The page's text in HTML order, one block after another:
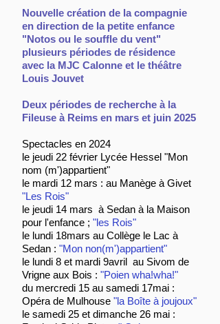
Nouvelle création de la compagnie
en direction de la petite enfance
"Notos ou le souffle du vent"
plusieurs périodes de résidence
avec la MJC Calonne et le théâtre
Louis Jouvet
Deux périodes de recherche à la
Fileuse à Reims en mars et juin 2025
Spectacles en 2024
le jeudi 22 février Lycée Hessel "Mon
nom (m')appartient"
le mardi 12 mars : au Manège à Givet
"Les Rois"
le jeudi 14 mars à Sedan à la Maison
pour l'enfance ; "les Rois"
le lundi 18mars au Collège le Lac à
Sedan : "Mon non(m')appartient"
le lundi 8 et mardi 9avril au Sivom de
Vrigne aux Bois : "Poien wha!wha!"
du mercredi 15 au samedi 17mai :
Opéra de Mulhouse "la Boîte à joujoux"
le samedi 25 et dimanche 26 mai :